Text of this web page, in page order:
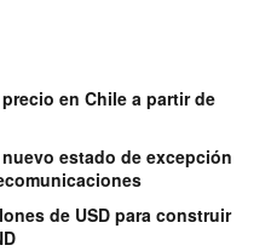
en Chile a partir de
estado de excepción
de USD para construir